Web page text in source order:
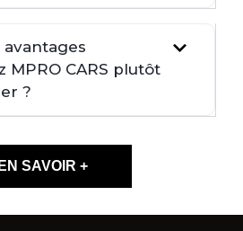
avantages
MPRO CARS plutôt
?
EN SAVOIR +